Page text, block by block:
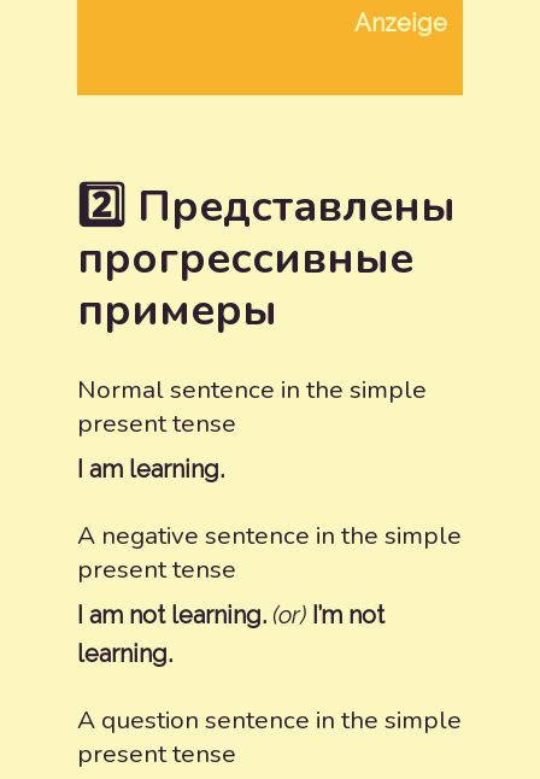
Anzeige
2️⃣ Представлены
прогрессивные
примеры
Normal sentence in the simple
present tense
I am learning.
A negative sentence in the simple
present tense
I am not learning.(or) I’m not
learning.
A question sentence in the simple
present tense